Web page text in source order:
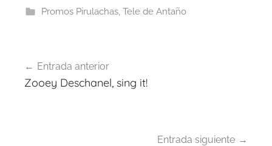
Promos Pirulachas, Tele de Antaño
de
Entrada anterior
Zooey Deschanel, sing it!
Entrada siguiente